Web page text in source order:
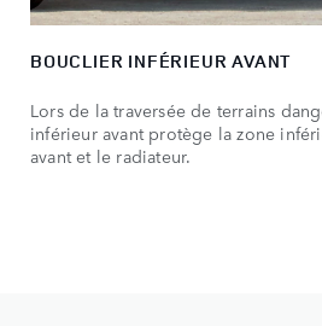
BOUCLIER INFÉRIEUR AVANT
Lors de la traversée de terrains
inférieur avant protège la zone
avant et le radiateur.